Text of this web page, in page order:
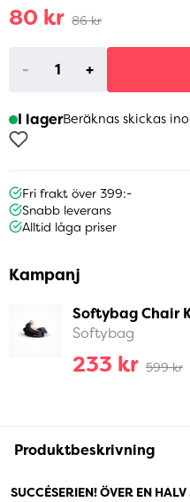
80 kr 86 kr
- +
I lagerBeräknas skickas
Fri frakt över 399:-
Snabb leverans
Alltid låga priser
Kampanj
Softybag Chair
Softybag
233 kr 599 kr
Produktbeskrivning
SUCCÉSERIEN! ÖVER EN